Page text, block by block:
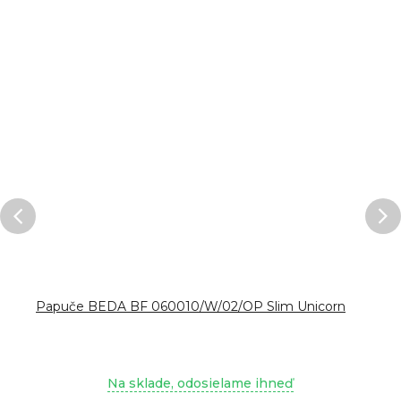
Papuče BEDA BF 060010/W/02/OP Slim Unicorn
Na sklade, odosielame ihneď